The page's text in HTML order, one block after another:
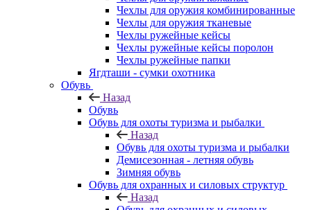
Чехлы для оружия комбинированные
Чехлы для оружия тканевые
Чехлы ружейные кейсы
Чехлы ружейные кейсы поролон
Чехлы ружейные папки
Ягдташи - сумки охотника
Обувь
Назад
Обувь
Обувь для охоты туризма и рыбалки
Назад
Обувь для охоты туризма и рыбалки
Демисезонная - летняя обувь
Зимняя обувь
Обувь для охранных и силовых структур
Назад